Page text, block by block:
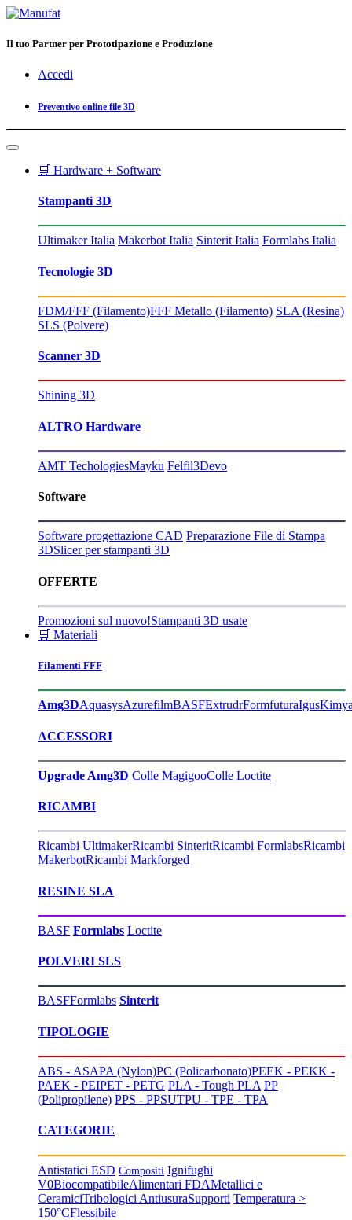
Il tuo Partner per Prototipazione e Produzione
Accedi
Preventivo online file 3D
🛒 Hardware + Software
Stampanti 3D
Ultimaker Italia Makerbot Italia Sinterit Italia Formlabs Italia
Tecnologie 3D
FDM/FFF (Filamento)FFF Metallo (Filamento) SLA (Resina)
SLS (Polvere)
Scanner 3D
Shining 3D
ALTRO Hardware
AMT TechologiesMayku Felfil3Devo
Software
Software progettazione CAD Preparazione File di Stampa
3DSlicer per stampanti 3D
OFFERTE
Promozioni sul nuovo!Stampanti 3D usate
🛒 Materiali
Filamenti FFF
Amg3DAquasysAzurefilmBASFExtrudrFormfuturaIgus
ACCESSORI
Upgrade Amg3D Colle MagigooColle Loctite
RICAMBI
Ricambi UltimakerRicambi SinteritRicambi FormlabsRicambi
MakerbotRicambi Markforged
RESINE SLA
BASF Formlabs Loctite
POLVERI SLS
BASFFormlabs Sinterit
TIPOLOGIE
ABS - ASAPA (Nylon)PC (Policarbonato)PEEK - PEKK -
PAEK - PEIPET - PETG PLA - Tough PLA PP
(Polipropilene) PPS - PPSUTPU - TPE - TPA
CATEGORIE
Antistatici ESD Compositi Ignifughi
V0BiocompatibileAlimentari FDAMetallici e
CeramiciTribologici AntiusuraSupporti Temperatura >
150°CFlessibile